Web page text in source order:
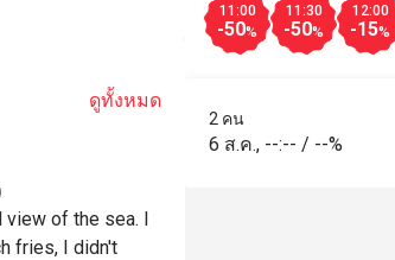
ดูทั้งหมด
view of the sea. I
fries, I didn't
11:00
-50%
11:30
-50%
12:00
-15%
2 คน
6 ส.ค., --:-- / --%